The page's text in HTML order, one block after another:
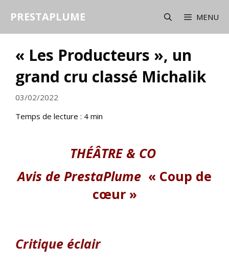
PRESTAPLUME MENU
« Les Producteurs », un
grand cru classé Michalik
03/02/2022
Temps de lecture : 4 min
THÉÂTRE & CO
Avis de PrestaPlume « Coup de
cœur »
Critique éclair